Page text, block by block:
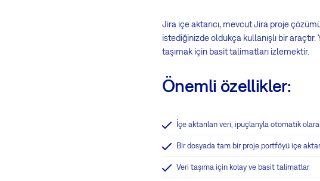
Jira içe aktarıcı, mevcut Jira proje
istediğinizde oldukça kullanışlı bir
taşımak için basit talimatları izlemektir.
Önemli özellikler:
İçe aktarılan veri, ipuçlarıyla otomatik
Bir dosyada tam bir proje portföyü içe
Veri taşıma için kolay ve basit talimatlar